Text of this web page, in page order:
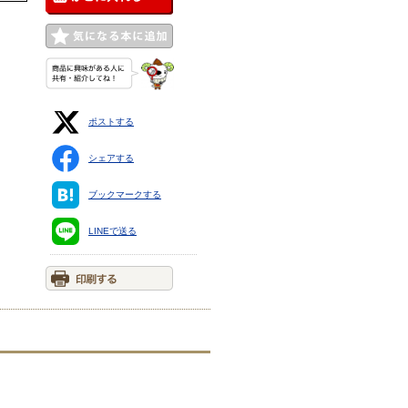
ポストする
シェアする
ブックマークする
LINEで送る